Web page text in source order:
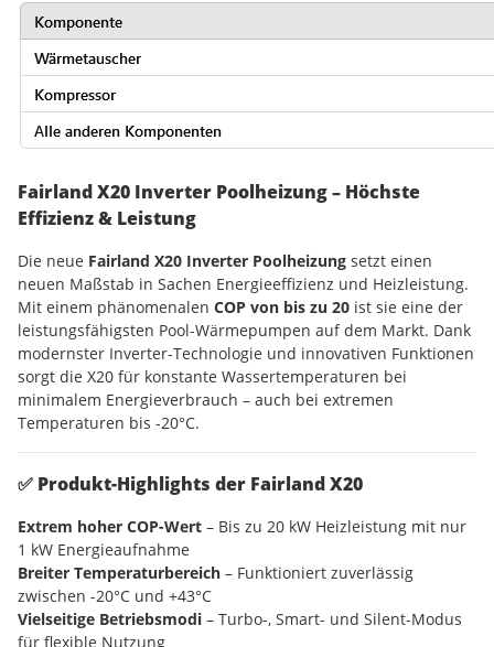
Fairland X20 Inverter Poolheizung – Höchste
Effizienz & Leistung
Die neue Fairland X20 Inverter Poolheizung setzt einen
neuen Maßstab in Sachen Energieeffizienz und Heizleistung.
Mit einem phänomenalen COP von bis zu 20 ist sie eine der
leistungsfähigsten Pool-Wärmepumpen auf dem Markt. Dank
modernster Inverter-Technologie und innovativen Funktionen
sorgt die X20 für konstante Wassertemperaturen bei
minimalem Energieverbrauch – auch bei extremen
Temperaturen bis -20°C.
✅ Produkt-Highlights der Fairland X20
Extrem hoher COP-Wert – Bis zu 20 kW Heizleistung mit nur
1 kW Energieaufnahme
Breiter Temperaturbereich – Funktioniert zuverlässig
zwischen -20°C und +43°C
Vielseitige Betriebsmodi – Turbo-, Smart- und Silent-Modus
für flexible Nutzung